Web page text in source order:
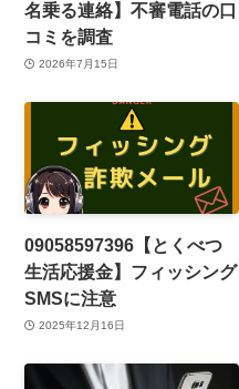
名乗る連絡】不審電話の口
コミを調査
2026年7月15日
09058597396【とくべつ
生活応援金】フィッシング
SMSに注意
2025年12月16日